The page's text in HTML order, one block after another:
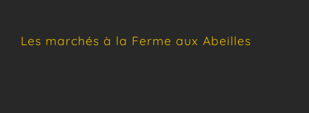
Les marchés à la Ferme aux Abeilles